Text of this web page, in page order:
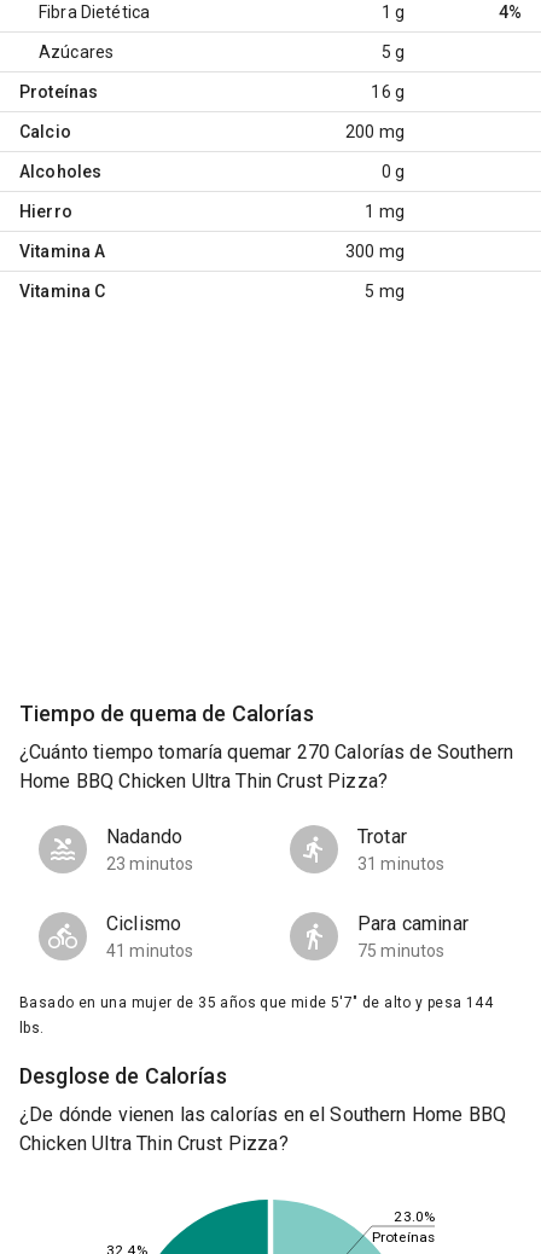
Fibra Dietética 1 g 4%
Azúcares 5 g
Proteínas 16 g
Calcio 200 mg
Alcoholes 0 g
Hierro 1 mg
Vitamina A 300 mg
Vitamina C 5 mg
Tiempo de quema de Calorías
¿Cuánto tiempo tomaría quemar 270 Calorías de Southern
Home BBQ Chicken Ultra Thin Crust Pizza?
Nadando
23 minutos
Trotar
31 minutos
Ciclismo
41 minutos
Para caminar
75 minutos
Basado en una mujer de 35 años que mide 5'7" de alto y pesa 144
lbs.
Desglose de Calorías
¿De dónde vienen las calorías en el Southern Home BBQ
Chicken Ultra Thin Crust Pizza?
23.0%
32.4%
Proteínas